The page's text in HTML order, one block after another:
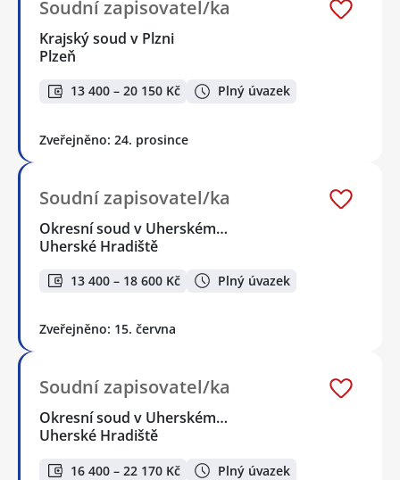
Soudní zapisovatel/ka
Krajský soud v Plzni
Plzeň
13 400 – 20 150 Kč Plný úvazek
Zveřejněno: 24. prosince
Soudní zapisovatel/ka
Okresní soud v Uherském…
Uherské Hradiště
13 400 – 18 600 Kč Plný úvazek
Zveřejněno: 15. června
Soudní zapisovatel/ka
Okresní soud v Uherském…
Uherské Hradiště
16 400 – 22 170 Kč Plný úvazek